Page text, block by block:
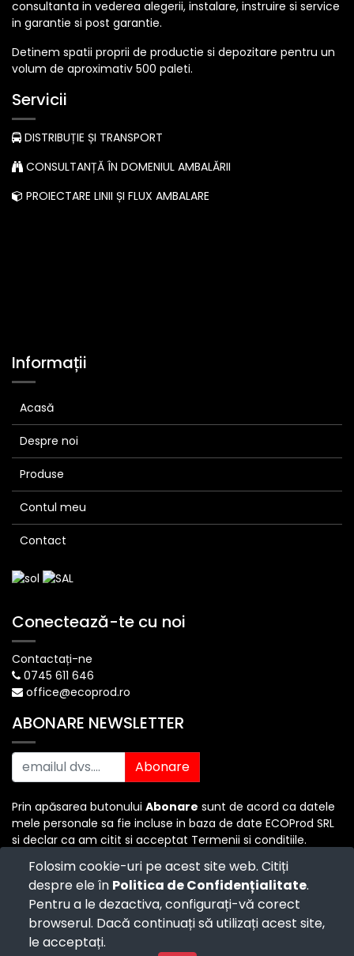
Folosim cookie-uri pe acest site web. Citiți
despre ele în Politica de Confidențialitate.
Pentru a le dezactiva, configurați-vă corect
browserul. Dacă continuați să utilizați acest site,
le acceptați.
consultanta in vederea alegerii, instalare, instruire si service
in garantie si post garantie.
Detinem spatii proprii de productie si depozitare pentru un
volum de aproximativ 500 paleti.
Servicii
DISTRIBUȚIE ȘI TRANSPORT
CONSULTANȚĂ ÎN DOMENIUL AMBALĂRII
PROIECTARE LINII ȘI FLUX AMBALARE
Informații
Acasă
Despre noi
Produse
Contul meu
Contact
Conectează-te cu noi
Contactați-ne
0745 611 646
office@ecoprod.ro
ABONARE NEWSLETTER
Abonare
Prin apăsarea butonului Abonare sunt de acord ca datele
mele personale sa fie incluse in baza de date ECOProd SRL
si declar ca am citit si acceptat Termenii si conditiile.
Copyright © ECO PROD SRL -Termenii si Conditiile
Politica de Confidențialitate -Consultanță juridică
Politica de retur -Cum cumpăr?
Powered by